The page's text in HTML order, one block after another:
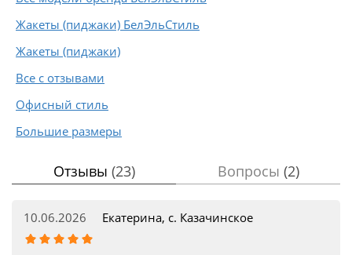
Жакеты (пиджаки) БелЭльСтиль
Жакеты (пиджаки)
Все с отзывами
Офисный стиль
Большие размеры
Отзывы (23) Вопросы (2)
10.06.2026 Екатерина, с. Казачинское